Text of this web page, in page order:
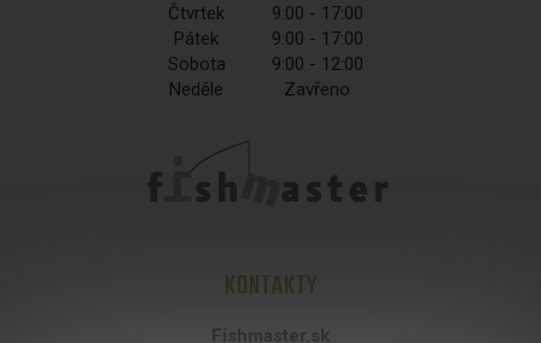
Čtvrtek
9:00 - 17:00
Pátek
9:00 - 17:00
Sobota
9:00 - 12:00
Neděle
Zavřeno
KONTAKTY
Fishmaster.sk